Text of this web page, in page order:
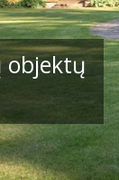
objektų